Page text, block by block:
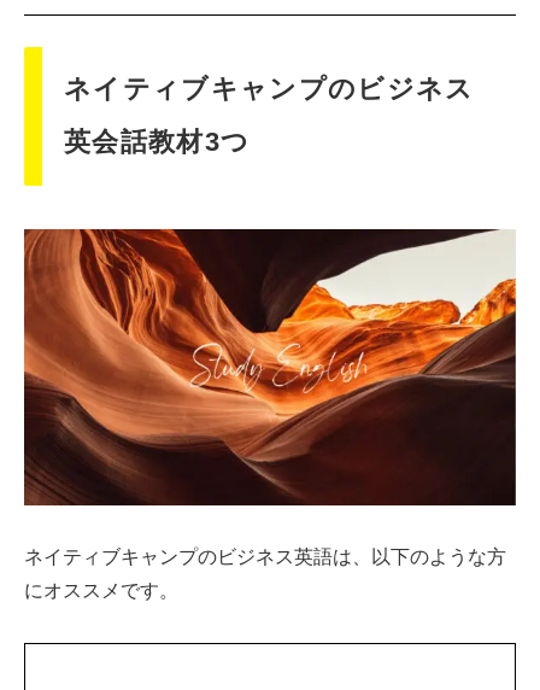
ネイティブキャンプのビジネス
英会話教材3つ
ネイティブキャンプのビジネス英語は、以下のような方
にオススメです。